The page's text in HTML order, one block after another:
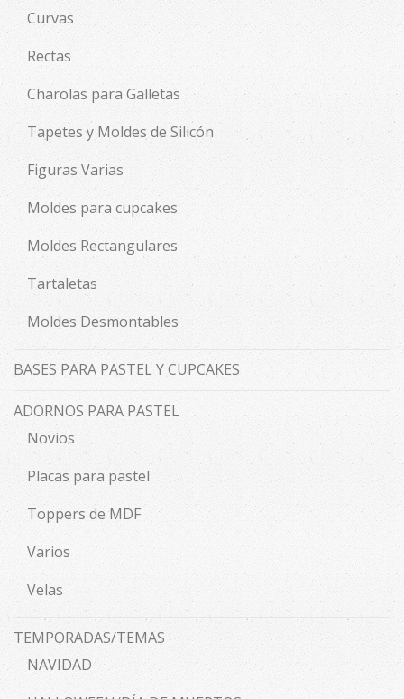
Curvas
Rectas
Charolas para Galletas
Tapetes y Moldes de Silicón
Figuras Varias
Moldes para cupcakes
Moldes Rectangulares
Tartaletas
Moldes Desmontables
BASES PARA PASTEL Y CUPCAKES
ADORNOS PARA PASTEL
Novios
Placas para pastel
Toppers de MDF
Varios
Velas
TEMPORADAS/TEMAS
NAVIDAD